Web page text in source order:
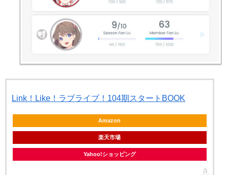
Link！Like！ラブライブ！104期スタートBOOK
Amazon
楽天市場
Yahoo!ショッピング